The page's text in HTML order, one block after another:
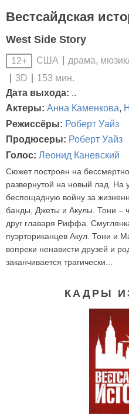
Вестсайдская
West Side Story
12+ США
драма,
3D
153 мин.
Дата выхода: ..
Актеры: Анна Каменкова,
Режиссёры: Роберт Уайз
Продюсеры: Роберт Уайз
Голос: Леонид Каневский
Сюжет построен на
развернутой на новый лад. На
беспощадную войну за
банды, Джеты и Акулы. Тони –
друг главаря Риффа.
пуэрториканцев Акул. Тони и
вопреки ненависти друзей и
заканчивается трагически...
КАДРЫ